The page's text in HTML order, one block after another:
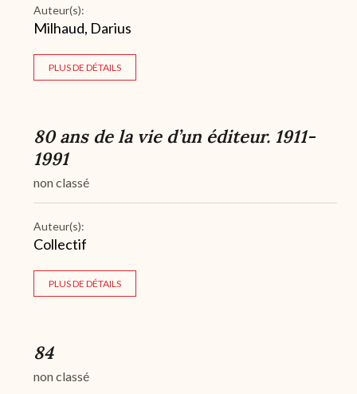
Auteur(s):
Milhaud, Darius
PLUS DE DÉTAILS
80 ans de la vie d’un éditeur. 1911-
1991
non classé
Auteur(s):
Collectif
PLUS DE DÉTAILS
84
non classé